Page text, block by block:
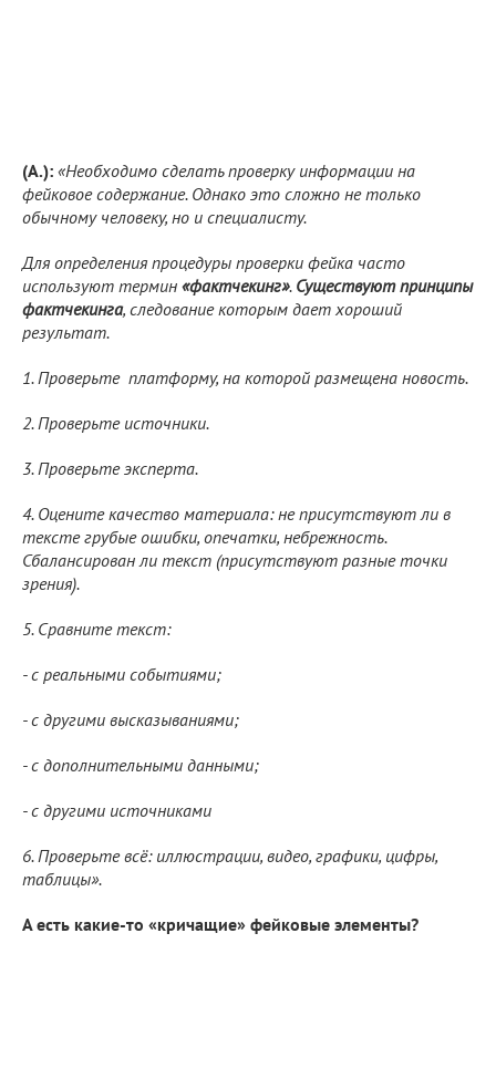
(А.): «Необходимо сделать проверку информации на
фейковое содержание. Однако это сложно не только
обычному человеку, но и специалисту.
Для определения процедуры проверки фейка часто
используют термин «фактчекинг». Существуют принципы
фактчекинга, следование которым дает хороший
результат.
1. Проверьте платформу, на которой размещена новость.
2. Проверьте источники.
3. Проверьте эксперта.
4. Оцените качество материала: не присутствуют ли в
тексте грубые ошибки, опечатки, небрежность.
Сбалансирован ли текст (присутствуют разные точки
зрения).
5. Сравните текст:
- с реальными событиями;
- с другими высказываниями;
- с дополнительными данными;
- с другими источниками
6. Проверьте всё: иллюстрации, видео, графики, цифры,
таблицы».
А есть какие-то «кричащие» фейковые элементы?